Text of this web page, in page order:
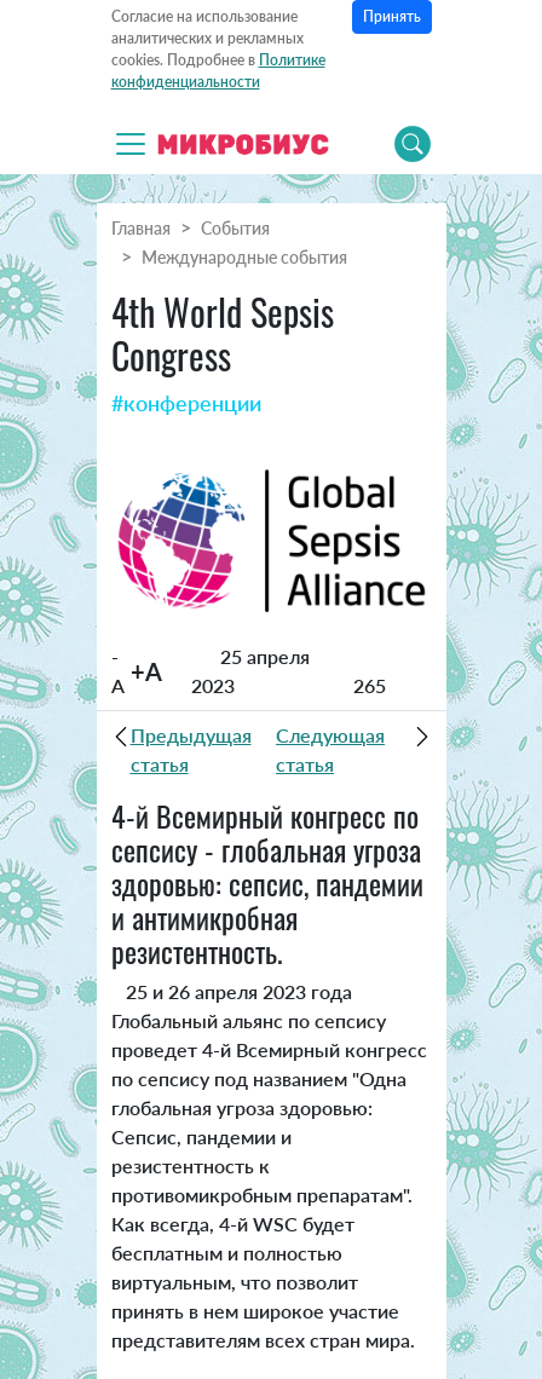
Согласие на использование
аналитических и рекламных
cookies. Подробнее в Политике
конфиденциальности
Принять
Главная
События
Международные события
4th World Sepsis
Congress
#конференции
-
A +A
25 апреля
2023
265
Предыдущая
статья
Следующая
статья
4-й Всемирный конгресс по
сепсису - глобальная угроза
здоровью: сепсис, пандемии
и антимикробная
резистентность.
25 и 26 апреля 2023 года
Глобальный альянс по сепсису
проведет 4-й Всемирный конгресс
по сепсису под названием "Одна
глобальная угроза здоровью:
Сепсис, пандемии и
резистентность к
противомикробным препаратам".
Как всегда, 4-й WSC будет
бесплатным и полностью
виртуальным, что позволит
принять в нем широкое участие
представителям всех стран мира.